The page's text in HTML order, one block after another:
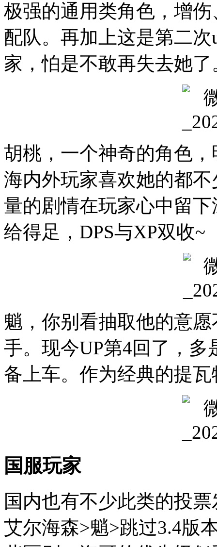
极强的通用类角色，增
配队。再加上这是第二
家，怕是不敢再失去她了
胡桃，一个神奇的角色
海内外玩家喜欢她的都
量的剧情在玩家心中留
给得足，DPS与XP双收~
魈，你别看抽取他的意
手。现今UP第4回了，
备上车。作为经典的提
国服玩家
国内也有不少此类的投
艾尔海森>魈>跳过3.4版